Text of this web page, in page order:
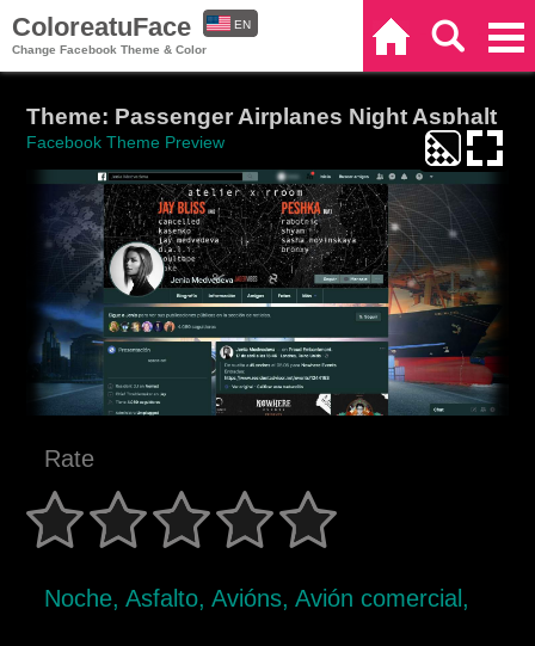
ColoreatuFace
Change Facebook Theme & Color
EN
Theme: Passenger Airplanes Night Asphalt
Facebook Theme Preview
Rate
Noche, Asfalto, Avións, Avión comercial,